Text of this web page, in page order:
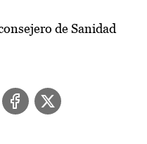
de Sanidad